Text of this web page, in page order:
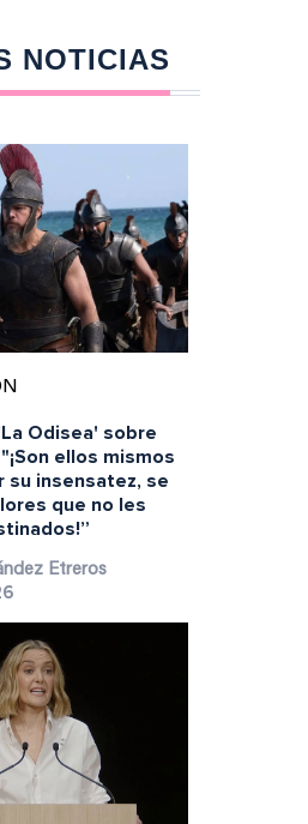
NOTICIAS
Odisea' sobre
ellos mismos
su insensatez, se
que no les
Etreros